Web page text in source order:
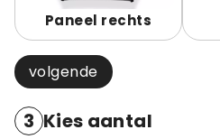
Paneel rechts
volgende
3 Kies aantal